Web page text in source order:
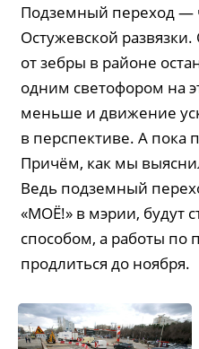
Подземный переход —
Остужевской
от зебры в районе
одним светофором на
меньше и движение
в перспективе. А пока
Причём, как мы
Ведь подземный
«МОЁ!» в мэрии, будут
способом, а работы по
продлиться до ноября.